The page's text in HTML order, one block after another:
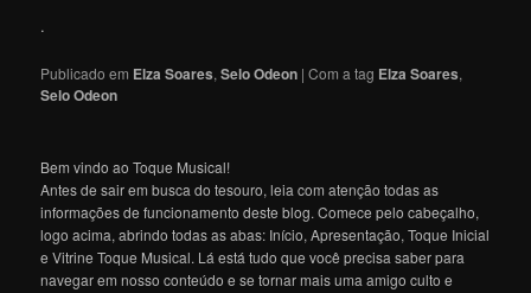
.
Publicado em Elza Soares,Selo Odeon |Com a tag Elza Soares,
Selo Odeon
Bem vindo ao Toque Musical!
Antes de sair em busca do tesouro, leia com atenção todas as
informações de funcionamento deste blog. Comece pelo cabeçalho,
logo acima, abrindo todas as abas: Início, Apresentação, Toque Inicial
e Vitrine Toque Musical. Lá está tudo que você precisa saber para
navegar em nosso conteúdo e se tornar mais uma amigo culto e